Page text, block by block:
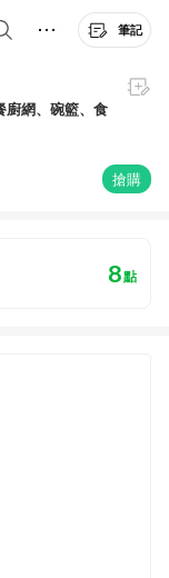
筆記
廚網、碗籃、食
搶購
8點